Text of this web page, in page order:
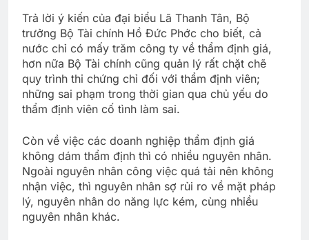
Trả lời ý kiến của đại biểu Lã Thanh Tân, Bộ
trưởng Bộ Tài chính Hồ Đức Phớc cho biết, cả
nước chỉ có mấy trăm công ty về thẩm định giá,
hơn nữa Bộ Tài chính cũng quản lý rất chặt chẽ
quy trình thi chứng chỉ đối với thẩm định viên;
những sai phạm trong thời gian qua chủ yếu do
thẩm định viên cố tình làm sai.
Còn về việc các doanh nghiệp thẩm định giá
không dám thẩm định thì có nhiều nguyên nhân.
Ngoài nguyên nhân công việc quá tải nên không
nhận việc, thì nguyên nhân sợ rủi ro về mặt pháp
lý, nguyên nhân do năng lực kém, cùng nhiều
nguyên nhân khác.